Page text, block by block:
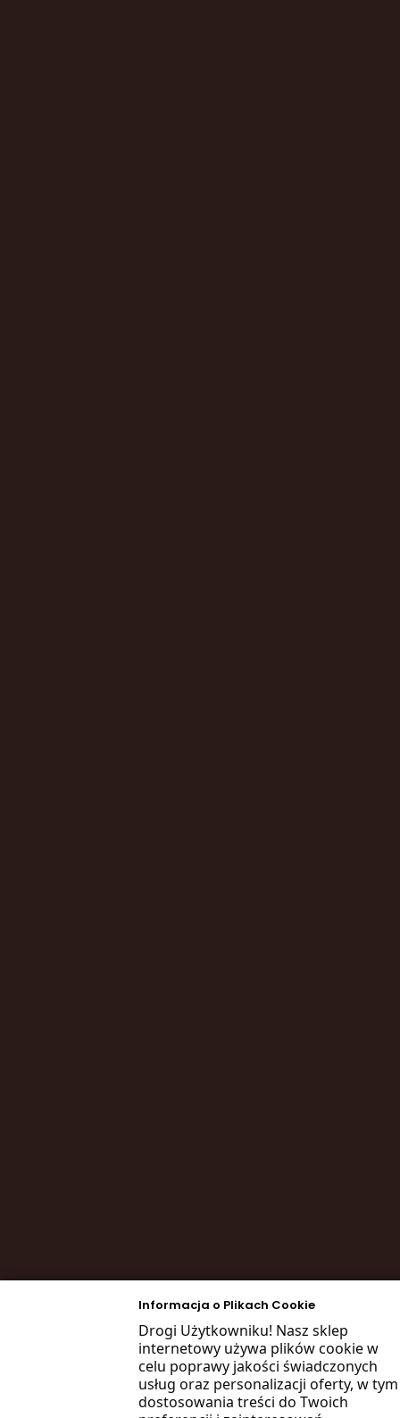
Informacja o Plikach Cookie
Drogi Użytkowniku! Nasz sklep
internetowy używa plików cookie w
celu poprawy jakości świadczonych
usług oraz personalizacji oferty, w tym
dostosowania treści do Twoich